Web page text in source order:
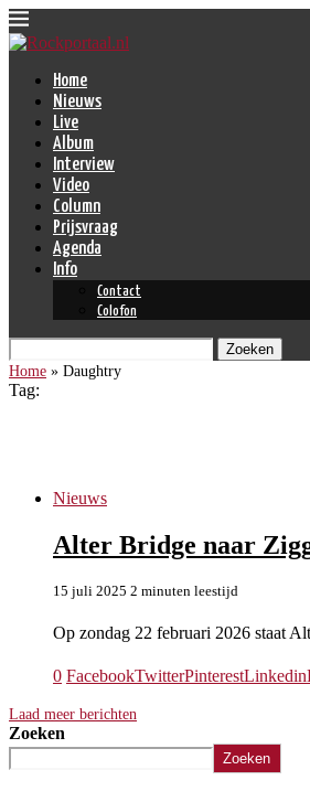
Home
Nieuws
Live
Album
Interview
Video
Column
Prijsvraag
Agenda
Info
Contact
Colofon
Zoeken
Home » Daughtry
Tag:
Nieuws
Alter Bridge naar
15 juli 2025 2 minuten leestijd
Op zondag 22 februari 2026 staat
0 FacebookTwitterPinterestLinkedin
Laad meer berichten
Zoeken
Zoeken